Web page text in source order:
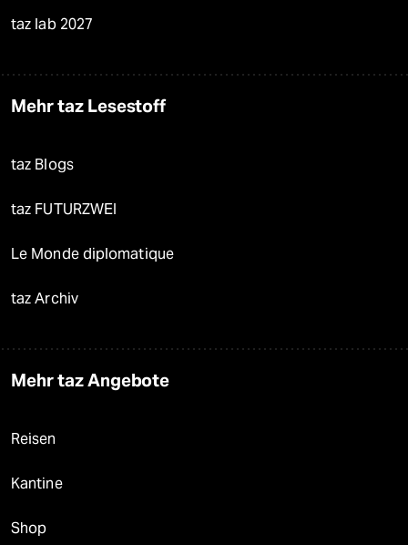
taz lab 2027
Mehr taz Lesestoff
taz Blogs
taz FUTURZWEI
Le Monde diplomatique
taz Archiv
Mehr taz Angebote
Reisen
Kantine
Shop